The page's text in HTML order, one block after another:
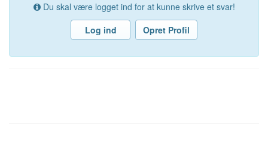
Du skal være logget ind for at kunne skrive et svar!
Log ind
Opret Profil